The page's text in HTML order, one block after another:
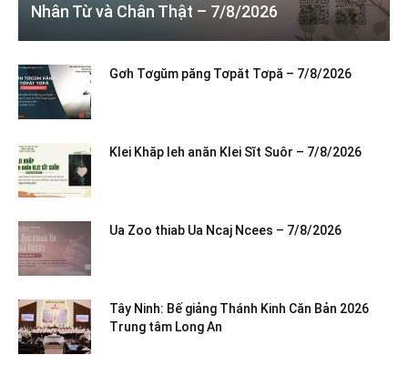
Nhân Từ và Chân Thật – 7/8/2026
Gơh Tơgŭm păng Tơpăt Tơpă – 7/8/2026
Klei Khăp leh anăn Klei Sĭt Suôr – 7/8/2026
Ua Zoo thiab Ua Ncaj Ncees – 7/8/2026
Tây Ninh: Bế giảng Thánh Kinh Căn Bản 2026
Trung tâm Long An